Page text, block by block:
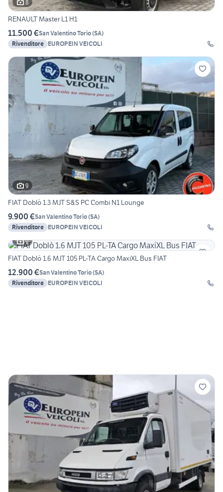
8
RENAULT Master L1 H1
11.500 €San Valentino Torio(SA)
Rivenditore EUROPEIN VEICOLI
9
FIAT Doblò 1.3 MJT S&S PC Combi N1 Lounge
9.900 €San Valentino Torio(SA)
Rivenditore EUROPEIN VEICOLI
9
FIAT Doblò 1.6 MJT 105 PL-TA Cargo MaxiXL Bus FIAT
12.900 €San Valentino Torio(SA)
Rivenditore EUROPEIN VEICOLI